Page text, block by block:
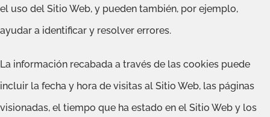
el uso del Sitio Web, y pueden también, por ejemplo,
ayudar a identificar y resolver errores.
La información recabada a través de las cookies puede
incluir la fecha y hora de visitas al Sitio Web, las páginas
visionadas, el tiempo que ha estado en el Sitio Web y los